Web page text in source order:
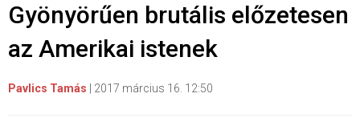
Gyönyörűen brutális előzetesen
az Amerikai istenek
Pavlics Tamás 2017 március 16. 12:50